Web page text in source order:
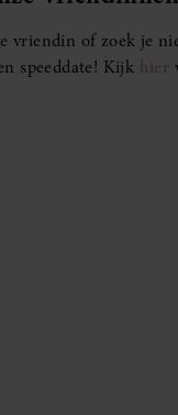
vriendin of zoek je
speeddate! Kijk hier